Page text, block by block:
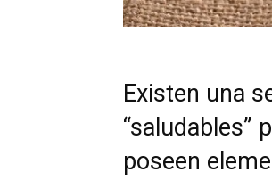
Existen una
“saludables”
poseen